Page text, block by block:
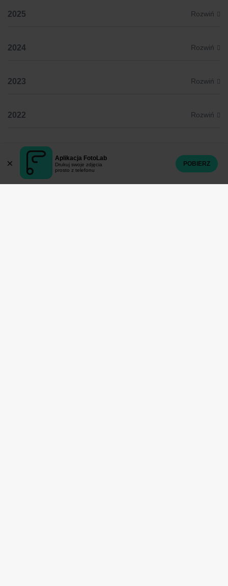
× Aplikacja FotoLab
Drukuj swoje zdjęcia
prosto z telefonu
POBIERZ
2025
2024
2023
2022
2021
2020